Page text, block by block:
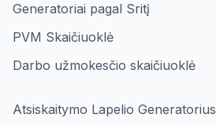
Generatoriai pagal Sritį
PVM Skaičiuoklė
Darbo užmokesčio skaičiuoklė
Atsiskaitymo Lapelio Generatorius